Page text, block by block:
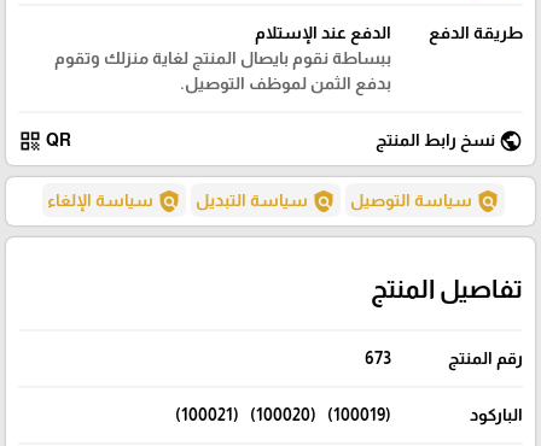
طريقة الدفع
الدفع عند الإستلام
ببساطة نقوم بايصال المنتج لغاية منزلك وتقوم
بدفع الثمن لموظف التوصيل.
public نسخ رابط المنتج QR
qr_code
policy سياسة التوصيل policy سياسة التبديل policy سياسة الإلغاء
تفاصيل المنتج
رقم المنتج 673
الباركود (100019) (100020) (100021)